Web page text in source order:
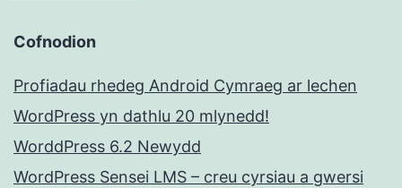
Cofnodion
Profiadau rhedeg Android Cymraeg ar lechen
WordPress yn dathlu 20 mlynedd!
WorddPress 6.2 Newydd
WordPress Sensei LMS – creu cyrsiau a gwersi